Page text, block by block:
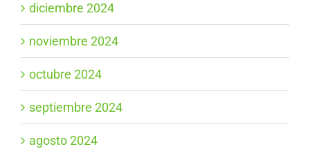
diciembre 2024
noviembre 2024
octubre 2024
septiembre 2024
agosto 2024